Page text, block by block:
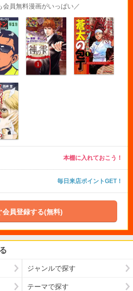
会員無料漫画がいっぱい／
本棚に入れておこう！
毎日来店ポイントGET！
会員登録する(無料)
ジャンルで探す
テーマで探す